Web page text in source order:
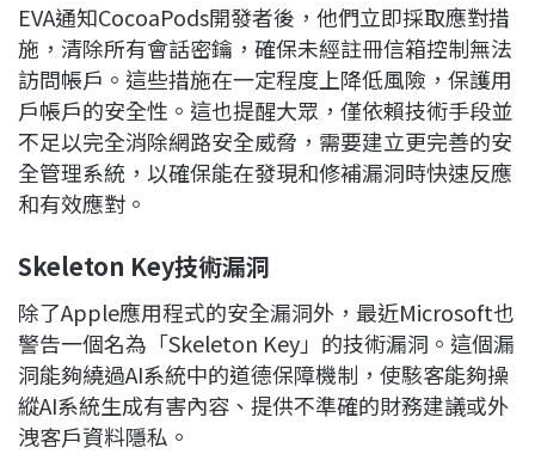
EVA通知CocoaPods開發者後，他們立即採取應對措
施，清除所有會話密鑰，確保未經註冊信箱控制無法
訪問帳戶。這些措施在一定程度上降低風險，保護用
戶帳戶的安全性。這也提醒大眾，僅依賴技術手段並
不足以完全消除網路安全威脅，需要建立更完善的安
全管理系統，以確保能在發現和修補漏洞時快速反應
和有效應對。
Skeleton Key技術漏洞
除了Apple應用程式的安全漏洞外，最近Microsoft也
警告一個名為「Skeleton Key」的技術漏洞。這個漏
洞能夠繞過AI系統中的道德保障機制，使駭客能夠操
縱AI系統生成有害內容、提供不準確的財務建議或外
洩客戶資料隱私。